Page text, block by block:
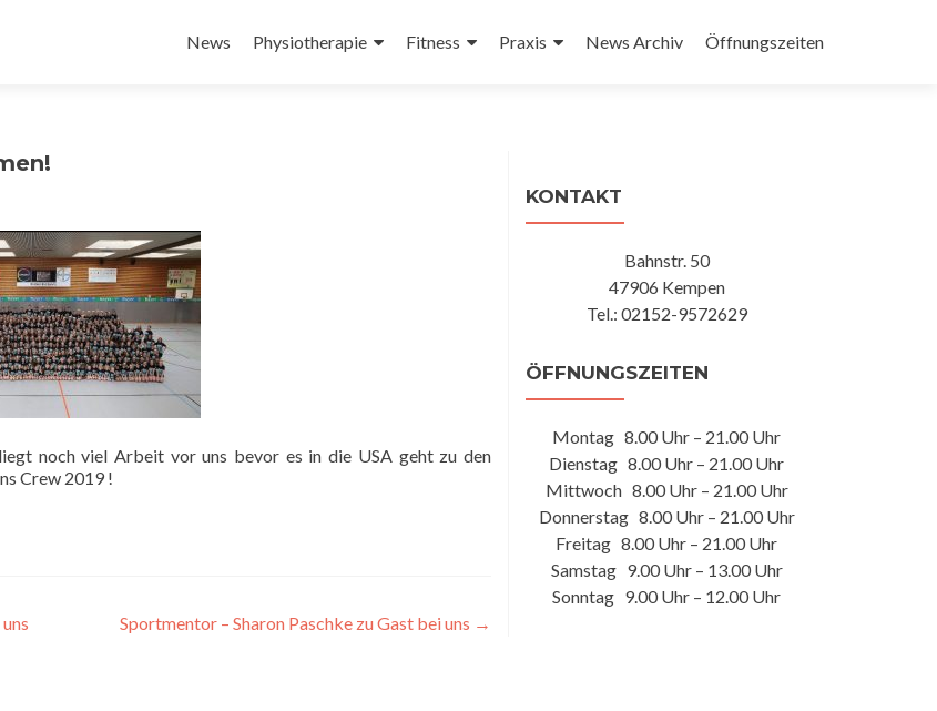
Inhalt
News Physiotherapie Fitness Praxis News Archiv Öffnungszeiten
noch viel Arbeit vor uns bevor es in die USA geht zu den
Crew 2019 !
Sportmentor – Sharon Paschke zu Gast bei uns →
KONTAKT
Bahnstr. 50
47906 Kempen
Tel.: 02152-9572629
ÖFFNUNGSZEITEN
Montag 8.00 Uhr – 21.00 Uhr
Dienstag 8.00 Uhr – 21.00 Uhr
Mittwoch 8.00 Uhr – 21.00 Uhr
Donnerstag 8.00 Uhr – 21.00 Uhr
Freitag 8.00 Uhr – 21.00 Uhr
Samstag 9.00 Uhr – 13.00 Uhr
Sonntag 9.00 Uhr – 12.00 Uhr